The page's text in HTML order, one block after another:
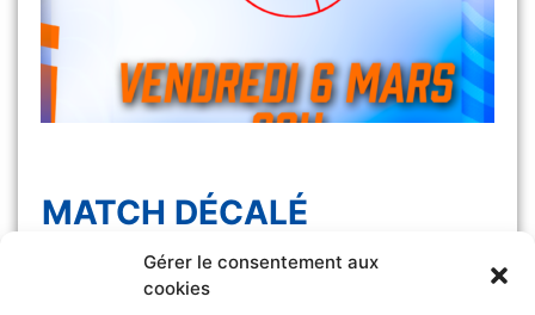
Gérer le consentement aux
cookies
MATCH DÉCALÉ
Le match Les Félines vs Monaco, initialement